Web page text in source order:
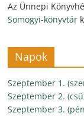
Az Ünnepi
Somogyi-könyvtár
Napok
Szeptember 1.
Szeptember 2.
Szeptember 3.